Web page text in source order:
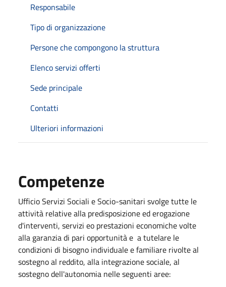
Responsabile
Tipo di organizzazione
Persone che compongono la struttura
Elenco servizi offerti
Sede principale
Contatti
Ulteriori informazioni
Competenze
Ufficio Servizi Sociali e Socio-sanitari svolge tutte le
attività relative alla predisposizione ed erogazione
d'interventi, servizi eo prestazioni economiche volte
alla garanzia di pari opportunità e a tutelare le
condizioni di bisogno individuale e familiare rivolte al
sostegno al reddito, alla integrazione sociale, al
sostegno dell'autonomia nelle seguenti aree: